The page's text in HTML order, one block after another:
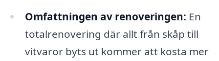
Omfattningen av renoveringen: En
totalrenovering där allt från skåp till
vitvaror byts ut kommer att kosta mer